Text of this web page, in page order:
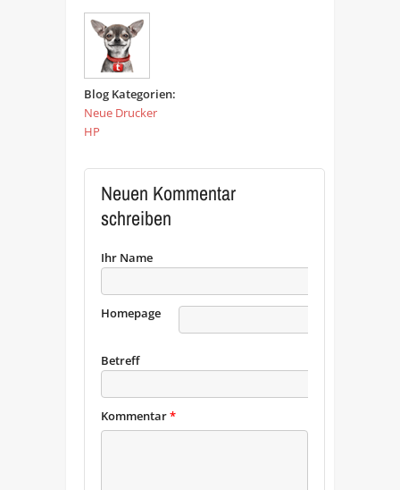
Blog Kategorien:
Neue Drucker
HP
Neuen Kommentar
schreiben
Ihr Name
Homepage
Betreff
Kommentar*